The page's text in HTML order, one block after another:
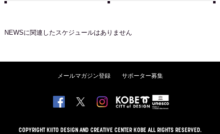
NEWSに関連したスケジュールはありません
メールマガジン登録 サポーター募集
COPYRIGHT KIITO DESIGN AND CREATIVE CENTER KOBE ALL RIGHTS RESERVED.